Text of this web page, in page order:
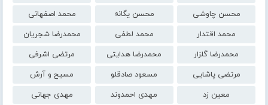
محسن چاوشی
محسن یگانه
محمد اصفهانی
محمد اقتدار
محمد لطفی
محمدرضا شجریان
محمدرضا گلزار
محمدرضا هدایتی
مرتضی اشرفی
مرتضی پاشایی
مسعود صادقلو
مسیح و آرش
معین زد
مهدی احمدوند
مهدی جهانی